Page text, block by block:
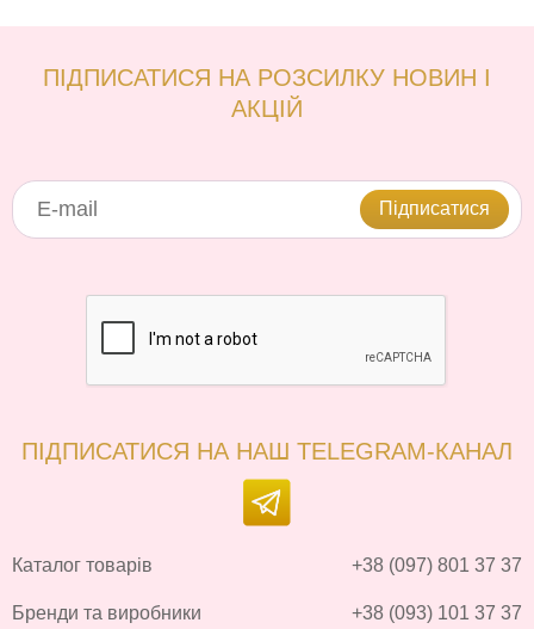
ПІДПИСАТИСЯ НА РОЗСИЛКУ НОВИН І
АКЦІЙ
Підписатися
ПІДПИСАТИСЯ НА НАШ TELEGRAM-КАНАЛ
Каталог товарів
Бренди та виробники
+38 (097) 801 37 37
+38 (093) 101 37 37